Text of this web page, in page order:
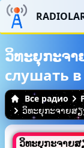
ວິທະຍຸກະຈາ
слушать
Все радио
ວິທະຍຸກະຈາຍສ
ວິທະຍຸກະຈາຍສ